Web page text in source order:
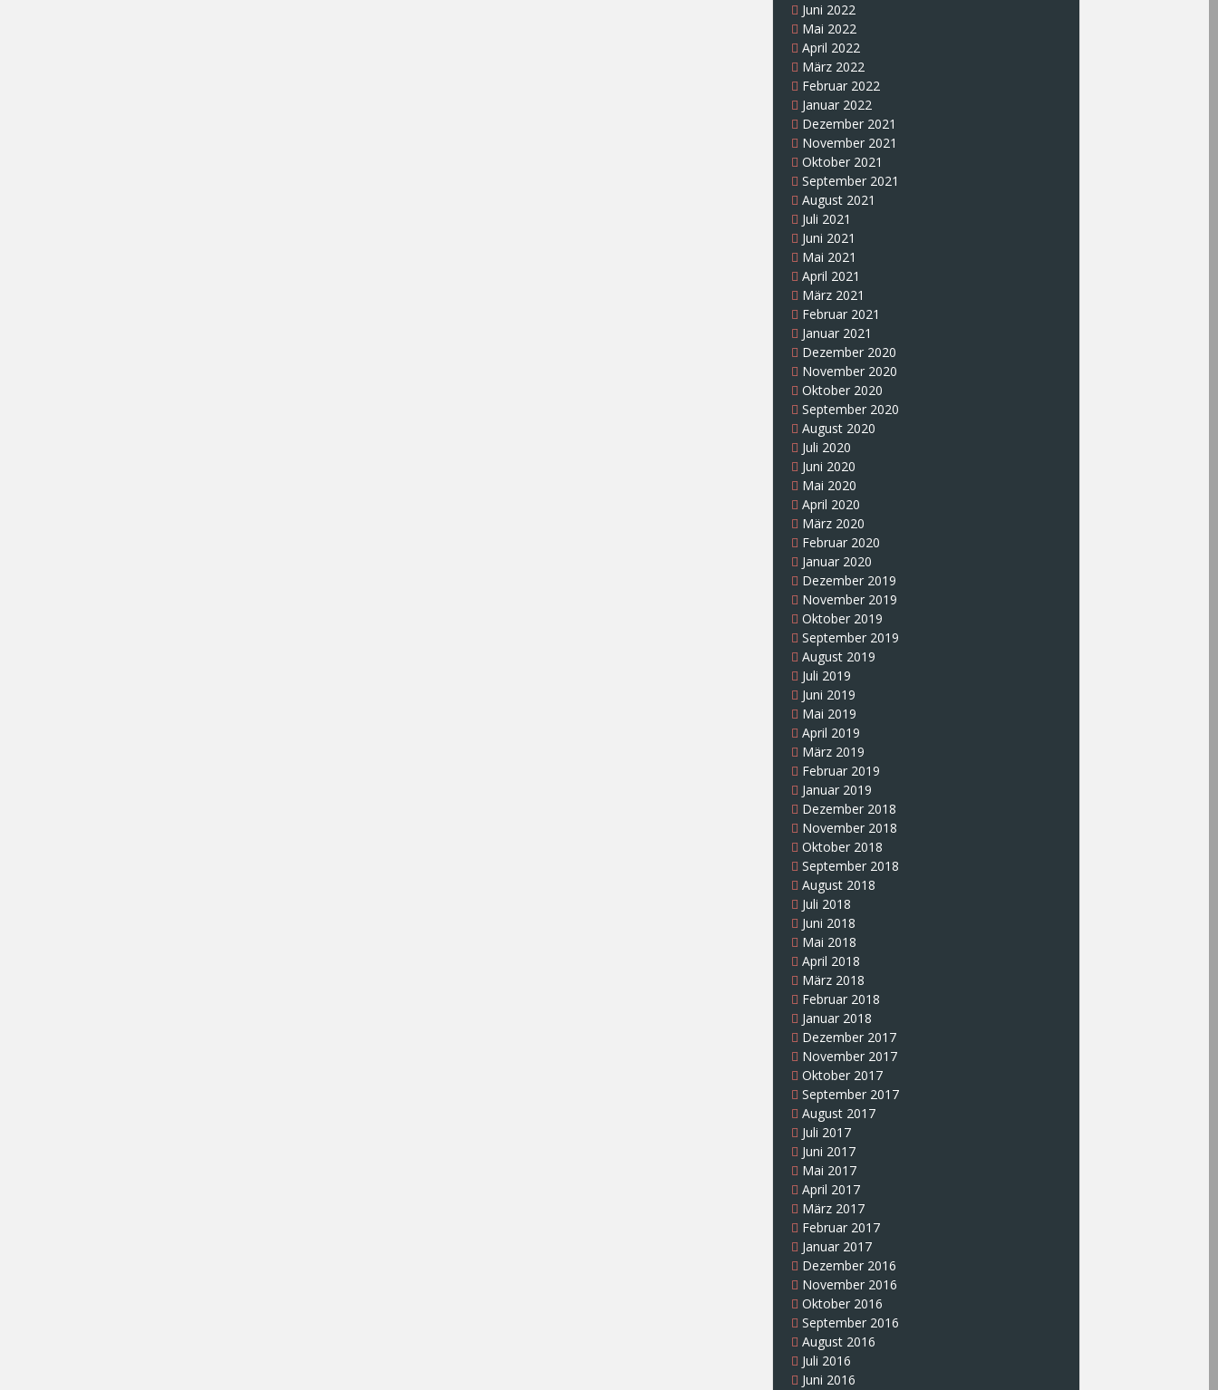
Juni 2022
Mai 2022
April 2022
März 2022
Februar 2022
Januar 2022
Dezember 2021
November 2021
Oktober 2021
September 2021
August 2021
Juli 2021
Juni 2021
Mai 2021
April 2021
März 2021
Februar 2021
Januar 2021
Dezember 2020
November 2020
Oktober 2020
September 2020
August 2020
Juli 2020
Juni 2020
Mai 2020
April 2020
März 2020
Februar 2020
Januar 2020
Dezember 2019
November 2019
Oktober 2019
September 2019
August 2019
Juli 2019
Juni 2019
Mai 2019
April 2019
März 2019
Februar 2019
Januar 2019
Dezember 2018
November 2018
Oktober 2018
September 2018
August 2018
Juli 2018
Juni 2018
Mai 2018
April 2018
März 2018
Februar 2018
Januar 2018
Dezember 2017
November 2017
Oktober 2017
September 2017
August 2017
Juli 2017
Juni 2017
Mai 2017
April 2017
März 2017
Februar 2017
Januar 2017
Dezember 2016
November 2016
Oktober 2016
September 2016
August 2016
Juli 2016
Juni 2016